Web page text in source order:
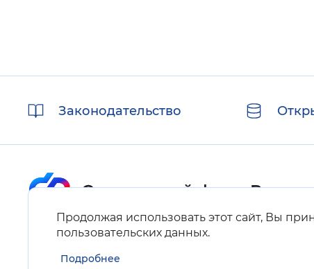
Продолжая использовать этот сайт, Вы
пользовательских данных.
Подробнее
ссылкиЗаконодательство
Карта сайта
Нашли ошибку на сайте?